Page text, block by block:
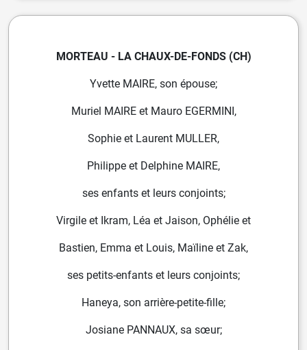
MORTEAU - LA CHAUX-DE-FONDS (CH)
Yvette MAIRE, son épouse;
Muriel MAIRE et Mauro EGERMINI,
Sophie et Laurent MULLER,
Philippe et Delphine MAIRE,
ses enfants et leurs conjoints;
Virgile et Ikram, Léa et Jaison, Ophélie et
Bastien, Emma et Louis, Maïline et Zak,
ses petits-enfants et leurs conjoints;
Haneya, son arrière-petite-fille;
Josiane PANNAUX, sa sœur;